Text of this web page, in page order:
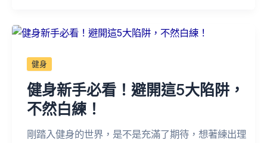
健身
健身新手必看！避開這5大陷阱，
不然白練！
剛踏入健身的世界，是不是充滿了期待，想著練出理